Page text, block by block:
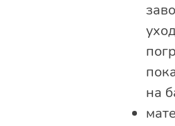
на